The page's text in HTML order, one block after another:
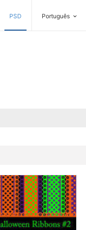
PSD Português